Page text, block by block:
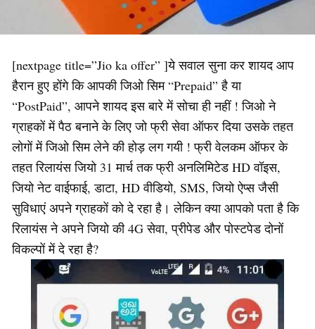
[nextpage title=”Jio ka offer” ]ये सवाल सुना कर शायद आप
हैरान हुए होंगे कि आपकी जिओ सिम “Prepaid” है या
“PostPaid”, आपने शायद इस बारे में सोचा ही नहीं ! जिओ ने
ग्राहकों में पैठ बनाने के लिए जो फ्री सेवा ऑफर दिया उसके तहत
लोगों में जिओ सिम लेने की होड़ लग गयी ! फ्री वेलकम ऑफर के
तहत रिलायंस जियो 31 मार्च तक फ्री अनलिमिटेड HD वॉइस,
जियो नेट वाईफाई, डाटा, HD वीडियो, SMS, जियो ऐप्स जैसी
सुविधाएं अपने ग्राहकों को दे रहा है। लेकिन क्या आपको पता है कि
रिलायंस ने अपने जियो की 4G सेवा, प्रीपेड और पोस्टपेड दोनों
विकल्पों में दे रहा है?